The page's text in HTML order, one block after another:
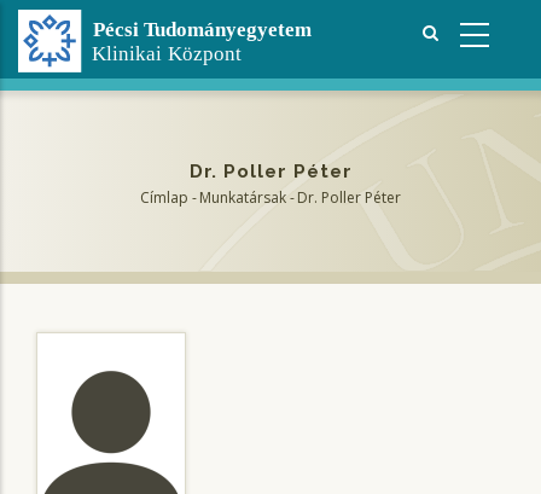
Ugrás
tartalomra
Dr. Poller Péter
Címlap -Munkatársak-Dr. Poller Péter